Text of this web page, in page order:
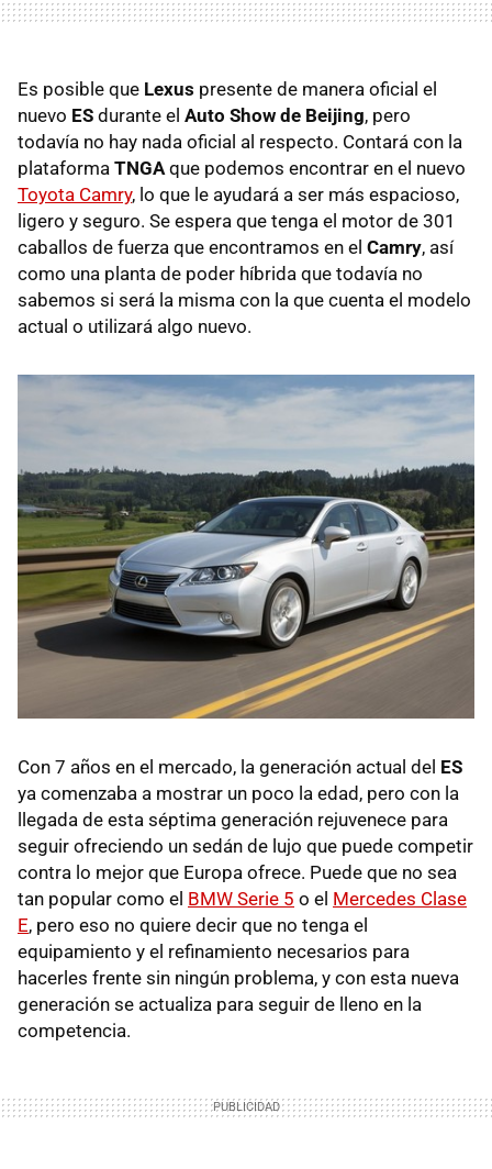
Es posible que Lexus presente de manera oficial el
nuevo ES durante el Auto Show de Beijing, pero
todavía no hay nada oficial al respecto. Contará con la
plataforma TNGAque podemos encontrar en el nuevo
Toyota Camry, lo que le ayudará a ser más espacioso,
ligero y seguro. Se espera que tenga el motor de 301
caballos de fuerza que encontramos en el Camry, así
como una planta de poder híbrida que todavía no
sabemos si será la misma con la que cuenta el modelo
actual o utilizará algo nuevo.
Con 7 años en el mercado, la generación actual del ES
ya comenzaba a mostrar un poco la edad, pero con la
llegada de esta séptima generación rejuvenece para
seguir ofreciendo un sedán de lujo que puede competir
contra lo mejor que Europa ofrece. Puede que no sea
tan popular como el BMW Serie 5 o el Mercedes Clase
E, pero eso no quiere decir que no tenga el
equipamiento y el refinamiento necesarios para
hacerles frente sin ningún problema, y con esta nueva
generación se actualiza para seguir de lleno en la
competencia.